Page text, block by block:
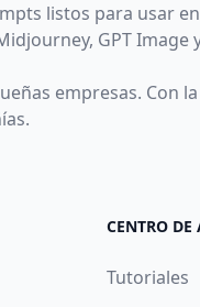
listos para usar en
GPT Image
empresas. Con
CENTRO DE
Tutoriales